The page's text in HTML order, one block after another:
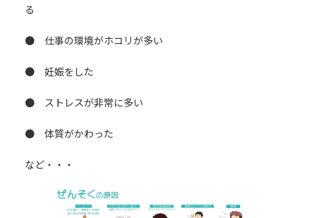
る
● 仕事の環境がホコリが多い
● 妊娠をした
● ストレスが非常に多い
● 体質がかわった
など・・・